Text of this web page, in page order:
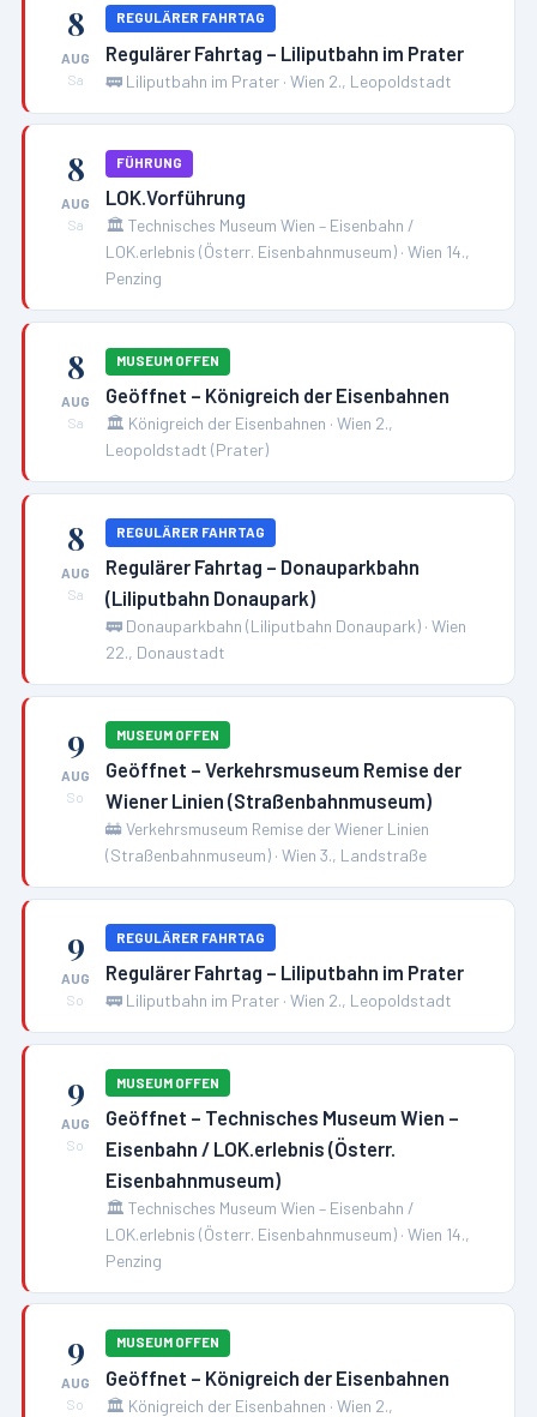
8
AUG
Sa
REGULÄRER FAHRTAG
Regulärer Fahrtag – Liliputbahn im Prater
🚃 Liliputbahn im Prater ·Wien 2., Leopoldstadt
8
AUG
Sa
FÜHRUNG
LOK.Vorführung
🏛️ Technisches Museum Wien – Eisenbahn /
LOK.erlebnis (Österr. Eisenbahnmuseum) ·Wien 14.,
Penzing
8
AUG
Sa
MUSEUM OFFEN
Geöffnet – Königreich der Eisenbahnen
🏛️ Königreich der Eisenbahnen ·Wien 2.,
Leopoldstadt (Prater)
8
AUG
Sa
REGULÄRER FAHRTAG
Regulärer Fahrtag – Donauparkbahn
(Liliputbahn Donaupark)
🚃 Donauparkbahn (Liliputbahn Donaupark) ·Wien
22., Donaustadt
9
AUG
So
MUSEUM OFFEN
Geöffnet – Verkehrsmuseum Remise der
Wiener Linien (Straßenbahnmuseum)
🚋 Verkehrsmuseum Remise der Wiener Linien
(Straßenbahnmuseum) ·Wien 3., Landstraße
9
AUG
So
REGULÄRER FAHRTAG
Regulärer Fahrtag – Liliputbahn im Prater
🚃 Liliputbahn im Prater ·Wien 2., Leopoldstadt
9
AUG
So
MUSEUM OFFEN
Geöffnet – Technisches Museum Wien –
Eisenbahn / LOK.erlebnis (Österr.
Eisenbahnmuseum)
🏛️ Technisches Museum Wien – Eisenbahn /
LOK.erlebnis (Österr. Eisenbahnmuseum) ·Wien 14.,
Penzing
9
AUG
So
MUSEUM OFFEN
Geöffnet – Königreich der Eisenbahnen
🏛️ Königreich der Eisenbahnen ·Wien 2.,